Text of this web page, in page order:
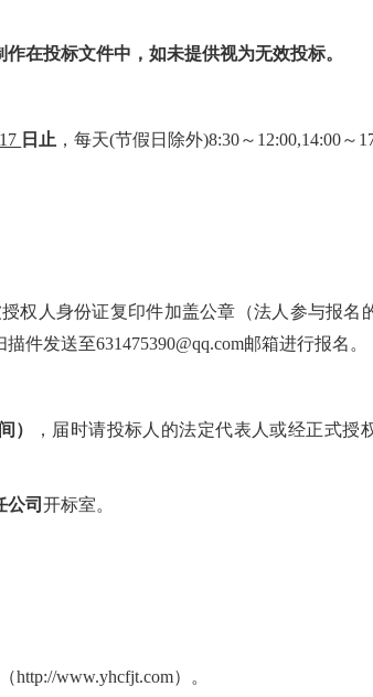
在投标文件中，如未提供视为无效投标。
17 日止 ，每天(节假日除外)8:30～12:00,14:00～
权人身份证复印件加盖公章（法人参与报名
件发送至631475390@qq.com邮箱进行报名 。
）
，届时请投标人的法定代表人或经正式授
公司 开标室。
（http://www.yhcfjt.com）。